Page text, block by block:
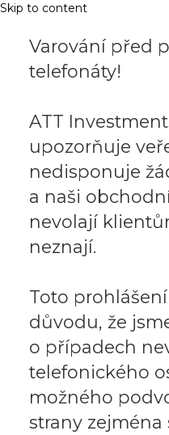
Skip to content
Varování před
telefonáty!
ATT
upozorňuje
nedisponuje
a naši
nevolají
neznají.
Toto
důvodu, že
o případech
telefonického
možného
strany zejména